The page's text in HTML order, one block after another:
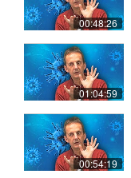
00:48:26
01:04:59
00:54:19